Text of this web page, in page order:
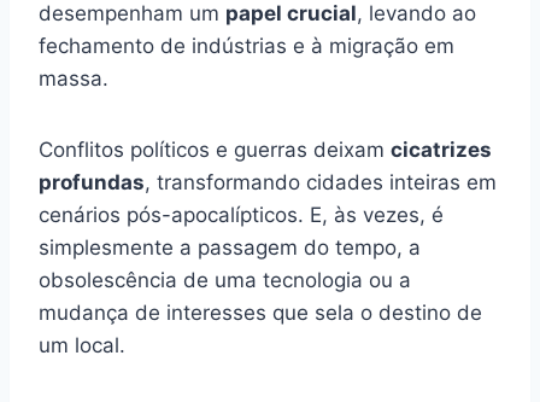
desempenham um papel crucial, levando ao
fechamento de indústrias e à migração em
massa.
Conflitos políticos e guerras deixam cicatrizes
profundas, transformando cidades inteiras em
cenários pós-apocalípticos. E, às vezes, é
simplesmente a passagem do tempo, a
obsolescência de uma tecnologia ou a
mudança de interesses que sela o destino de
um local.